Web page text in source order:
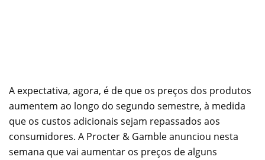
A expectativa, agora, é de que os preços dos produtos
aumentem ao longo do segundo semestre, à medida
que os custos adicionais sejam repassados aos
consumidores. A Procter & Gamble anunciou nesta
semana que vai aumentar os preços de alguns